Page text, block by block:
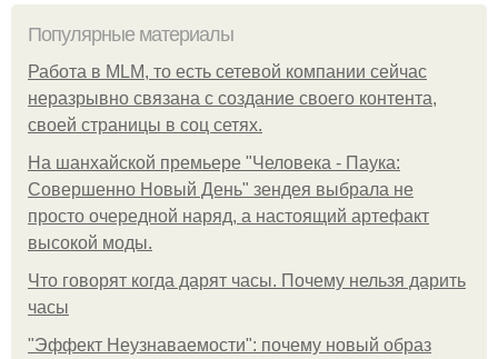
Популярные материалы
Работа в MLM, то есть сетевой компании сейчас
неразрывно связана с создание своего контента,
своей страницы в соц сетях.
На шанхайской премьере "Человека - Паука:
Совершенно Новый День" зендея выбрала не
просто очередной наряд, а настоящий артефакт
высокой моды.
Что говорят когда дарят часы. Почему нельзя дарить
часы
"Эффект Неузнаваемости": почему новый образ